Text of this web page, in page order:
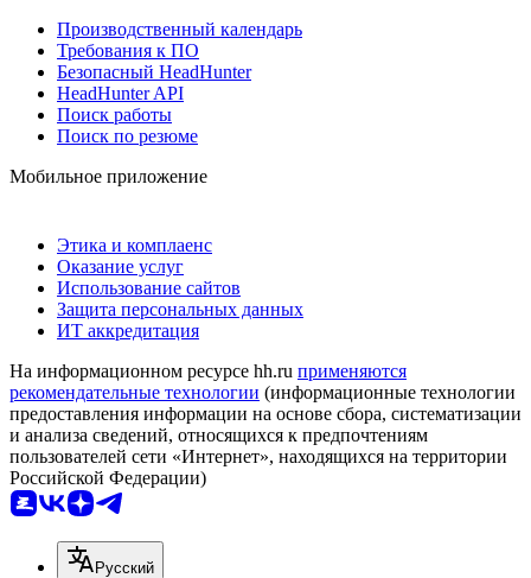
Производственный календарь
Требования к ПО
Безопасный HeadHunter
HeadHunter API
Поиск работы
Поиск по резюме
Мобильное приложение
Этика и комплаенс
Оказание услуг
Использование сайтов
Защита персональных данных
ИТ аккредитация
На информационном ресурсе hh.ru применяются
рекомендательные технологии (информационные технологии
предоставления информации на основе сбора, систематизации
и анализа сведений, относящихся к предпочтениям
пользователей сети «Интернет», находящихся на территории
Российской Федерации)
Русский